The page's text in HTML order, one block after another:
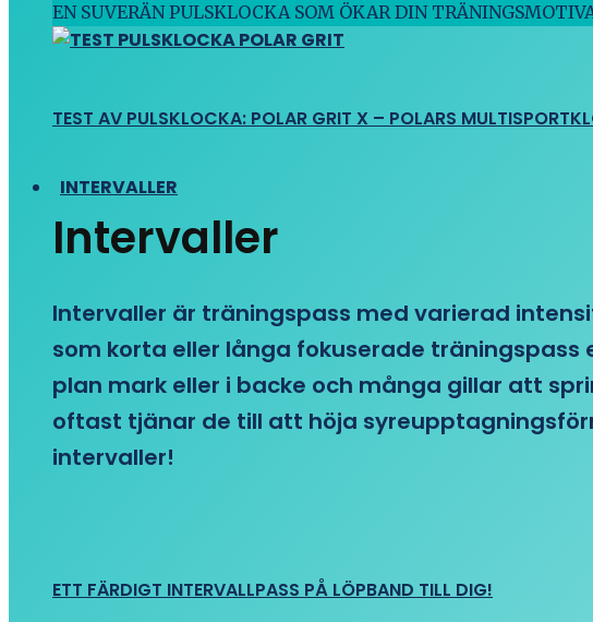
EN SUVERÄN PULSKLOCKA SOM ÖKAR DIN
TEST AV PULSKLOCKA: POLAR GRIT X – POLARS
INTERVALLER
Intervaller
Intervaller är träningspass med varierad
som korta eller långa fokuserade
plan mark eller i backe och många gillar att
oftast tjänar de till att höja
intervaller!
ETT FÄRDIGT INTERVALLPASS PÅ LÖPBAND TILL DIG!